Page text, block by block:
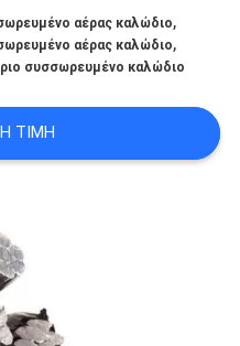
αέρας καλώδιο,
αέρας καλώδιο,
συσσωρευμένο καλώδιο
ΤΙΜΉ